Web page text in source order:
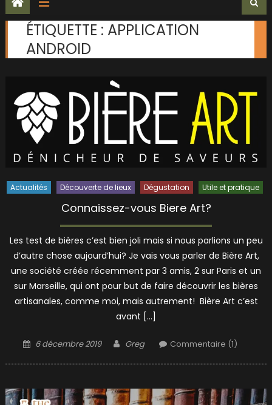
ÉTIQUETTE : APPLICATION
ANDROID
Actualités Découverte de lieux Dégustation Utile et pratique
Connaissez-vous Biere Art?
Les test de bières c’est bien joli mais si nous parlions un peu
d’autre chose aujourd’hui? Je vais vous parler de Bière Art,
une société créée récemment par 3 amis, 2 sur Paris et un
sur Marseille, qui ont pour but de faire découvrir les bières
artisanales, comme moi, mais autrement! Bière Art c’est
avant […]
Posted
6 décembre 2019 Author
Greg Commentaire (1)